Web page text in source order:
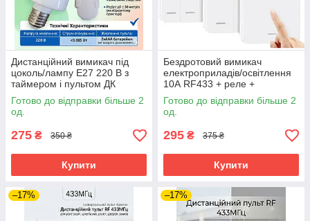
Дистанційний вимикач під
цоколь/лампу Е27 220 В з
таймером і пультом ДК
Готово до відправки більше 2
од.
275 ₴ 350 ₴
Купити
Бездротовий вимикач
електроприладів/освітлення
10А RF433 + реле +
батарейка 1 кнопка
Готово до відправки більше 2
од.
295 ₴ 375 ₴
Купити
–17% –17%